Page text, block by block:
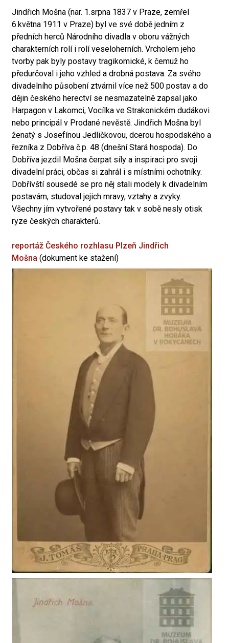
Jindřich Mošna (nar. 1.srpna 1837 v Praze, zemřel
6.května 1911 v Praze) byl ve své době jedním z
předních herců Národního divadla v oboru vážných
charakterních rolí i rolí veseloherních. Vrcholem jeho
tvorby pak byly postavy tragikomické, k čemuž ho
předurčoval i jeho vzhled a drobná postava. Za svého
divadelního působení ztvárnil více než 500 postav a do
dějin českého herectví se nesmazatelně zapsal jako
Harpagon v Lakomci, Vocílka ve Strakonickém dudákovi
nebo principál v Prodané nevěstě. Jindřich Mošna byl
ženatý s Josefínou Jedličkovou, dcerou hospodského a
řezníka z Dobříva č.p. 48 (dnešní Stará hospoda). Do
Dobříva jezdil Mošna čerpat síly a inspiraci pro svoji
divadelní práci, občas si zahrál i s místními ochotníky.
Dobřívští sousedé se pro něj stali modely k divadelním
postavám, studoval jejich mravy, vztahy a zvyky.
Všechny jím vytvořené postavy tak v sobě nesly otisk
ryze českých charakterů.
reportáž Českého rozhlasu Plzeň Jindřich
Mošna (dokument ke stažení)